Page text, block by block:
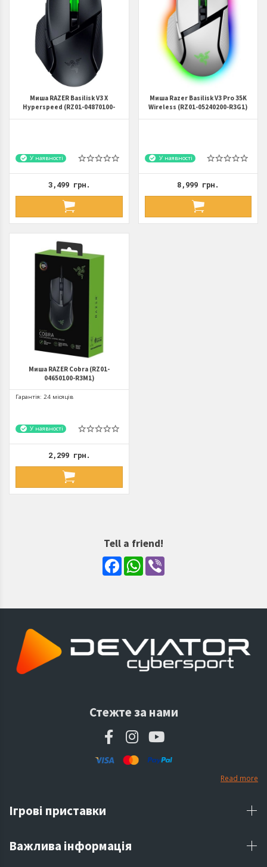
Миша RAZER Basilisk V3 X
Hyperspeed (RZ01-04870100-
У наявності
3,499 грн.
Миша Razer Basilisk V3 Pro 35K
Wireless (RZ01-05240200-R3G1)
У наявності
8,999 грн.
Миша RAZER Cobra (RZ01-
04650100-R3M1)
Гарантія: 24 місяців
У наявності
2,299 грн.
Tell a friend!
FacebookWhatsApp
Стежте за нами
Read more
Ігрові приставки
Важлива інформація